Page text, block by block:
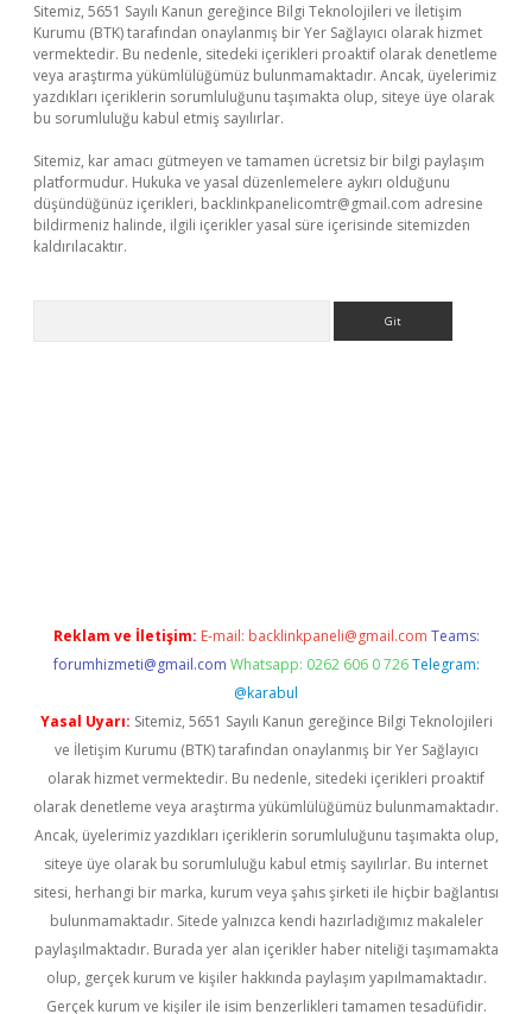
Sitemiz, 5651 Sayılı Kanun gereğince Bilgi Teknolojileri ve İletişim
Kurumu (BTK) tarafından onaylanmış bir Yer Sağlayıcı olarak hizmet
vermektedir. Bu nedenle, sitedeki içerikleri proaktif olarak denetleme
veya araştırma yükümlülüğümüz bulunmamaktadır. Ancak, üyelerimiz
yazdıkları içeriklerin sorumluluğunu taşımakta olup, siteye üye olarak
bu sorumluluğu kabul etmiş sayılırlar.
Sitemiz, kar amacı gütmeyen ve tamamen ücretsiz bir bilgi paylaşım
platformudur. Hukuka ve yasal düzenlemelere aykırı olduğunu
düşündüğünüz içerikleri, backlinkpanelicomtr@gmail.com adresine
bildirmeniz halinde, ilgili içerikler yasal süre içerisinde sitemizden
kaldırılacaktır.
Reklam ve İletişim: E-mail: backlinkpaneli@gmail.com Teams:
forumhizmeti@gmail.com Whatsapp: 0262 606 0 726 Telegram:
@karabul
Yasal Uyarı: Sitemiz, 5651 Sayılı Kanun gereğince Bilgi Teknolojileri
ve İletişim Kurumu (BTK) tarafından onaylanmış bir Yer Sağlayıcı
olarak hizmet vermektedir. Bu nedenle, sitedeki içerikleri proaktif
olarak denetleme veya araştırma yükümlülüğümüz bulunmamaktadır.
Ancak, üyelerimiz yazdıkları içeriklerin sorumluluğunu taşımakta olup,
siteye üye olarak bu sorumluluğu kabul etmiş sayılırlar. Bu internet
sitesi, herhangi bir marka, kurum veya şahıs şirketi ile hiçbir bağlantısı
bulunmamaktadır. Sitede yalnızca kendi hazırladığımız makaleler
paylaşılmaktadır. Burada yer alan içerikler haber niteliği taşımamakta
olup, gerçek kurum ve kişiler hakkında paylaşım yapılmamaktadır.
Gerçek kurum ve kişiler ile isim benzerlikleri tamamen tesadüfidir.